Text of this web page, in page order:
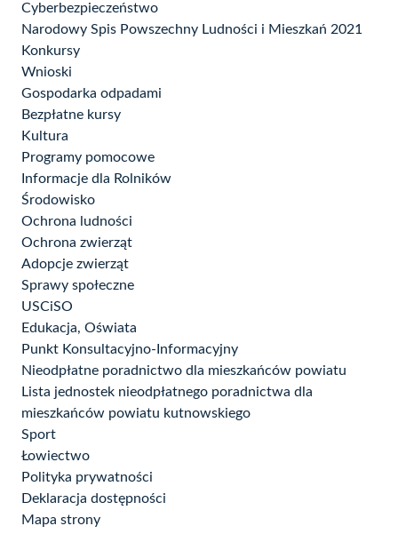
Cyberbezpieczeństwo
Narodowy Spis Powszechny Ludności i Mieszkań 2021
Konkursy
Wnioski
Gospodarka odpadami
Bezpłatne kursy
Kultura
Programy pomocowe
Informacje dla Rolników
Środowisko
Ochrona ludności
Ochrona zwierząt
Adopcje zwierząt
Sprawy społeczne
USCiSO
Edukacja, Oświata
Punkt Konsultacyjno-Informacyjny
Nieodpłatne poradnictwo dla mieszkańców powiatu
Lista jednostek nieodpłatnego poradnictwa dla
mieszkańców powiatu kutnowskiego
Sport
Łowiectwo
Polityka prywatności
Deklaracja dostępności
Mapa strony